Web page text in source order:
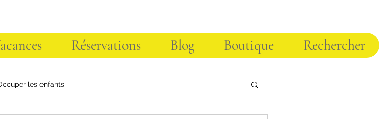
Réservations Blog Boutique Rechercher
les enfants